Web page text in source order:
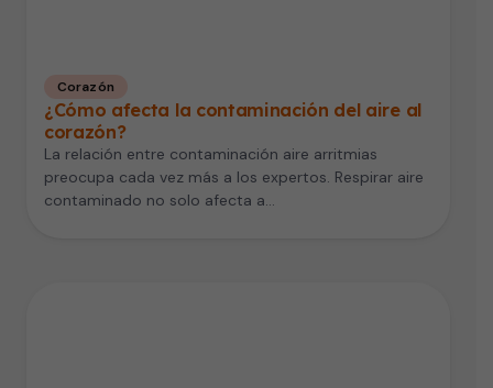
Corazón
¿Cómo afecta la contaminación del aire al
corazón?
La relación entre contaminación aire arritmias
preocupa cada vez más a los expertos. Respirar aire
contaminado no solo afecta a…